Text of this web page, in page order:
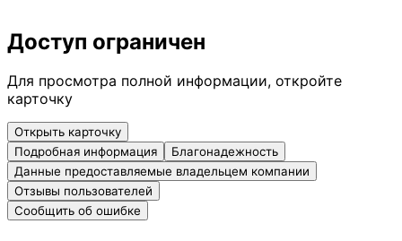
Доступ ограничен
Для просмотра полной информации, откройте
карточку
Открыть карточку
Подробная информация
Благонадежность
Данные предоставляемые владельцем компании
Отзывы пользователей
Сообщить об ошибке